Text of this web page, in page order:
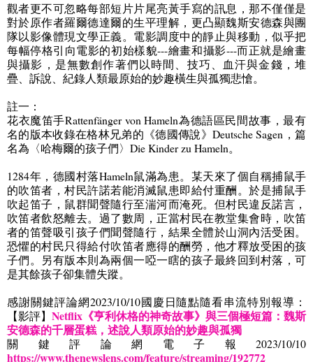
觀者更不可忽略每部短片片尾亮黃手寫的訊息，那不僅僅是
對於原作者羅爾德達爾的生平理解，更凸顯魏斯安德森與團
隊以影像體現文學正義。電影調度中的靜止與移動，似乎把
每幅停格引向電影的初始樣貌---繪畫和攝影---而正就是繪畫
與攝影，是無數創作著們以時間、技巧、血汗與金錢，堆
疊、訴說、紀錄人類最原始的妙趣橫生與孤獨悲愴。
註一：
花衣魔笛手Rattenfänger von Hameln為德語區民間故事，最有
名的版本收錄在格林兄弟的《德國傳說》 Deutsche Sagen ，篇
名為〈哈梅爾的孩子們〉 Die Kinder zu Hameln。
1284年，德國村落Hameln鼠滿為患。某天來了個自稱捕鼠手
的吹笛者，村民許諾若能消滅鼠患即給付重酬。於是捕鼠手
吹起笛子，鼠群聞聲隨行至湍河而淹死。但村民違反諾言，
吹笛者飲怒離去。過了數周，正當村民在教堂集會時，吹笛
者的笛聲吸引孩子們聞聲隨行，結果全體於山洞內活受困。
恐懼的村民只得給付吹笛者應得的酬勞，他才釋放受困的孩
子們。另有版本則為兩個一啞一瞎的孩子最終回到村落，可
是其餘孩子卻集體失蹤。
感謝關鍵評論網2023/10/10國慶日隨點隨看串流特別報導：
【影評】 Netflix 《亨利休格的神奇故事》與三個極短篇：魏斯
安德森的千層蛋糕，述說人類原始的妙趣與孤獨
關鍵評論網電子報 2023/10/10
https://www.thenewslens.com/feature/streaming/192772